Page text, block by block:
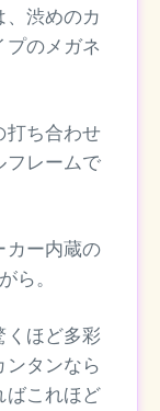
、渋めのカ
プのメガネ
打ち合わせ
フレームで
カー内蔵の
ら。
くほど多彩
タンなら
ばこれほど